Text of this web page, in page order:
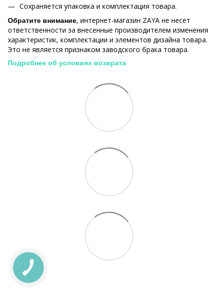
Сохраняется упаковка и комплектация товара.
Обратите внимание, интернет-магазин ZAYA не несет
ответственности за внесенные производителем изменения
характеристик, комплектации и элементов дизайна товара.
Это не является признаком заводского брака товара.
Подробнее об условиях возврата